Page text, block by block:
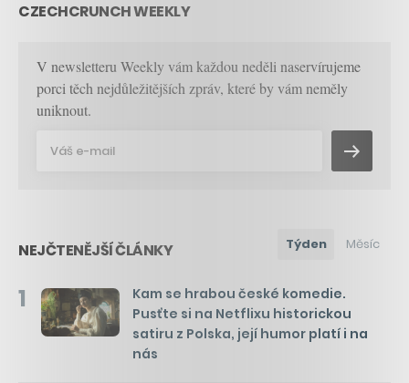
CZECHCRUNCH WEEKLY
V newsletteru Weekly vám každou neděli naservírujeme
porci těch nejdůležitějších zpráv, které by vám neměly
uniknout.
NEJČTENĚJŠÍ ČLÁNKY Týden Měsíc
1
Kam se hrabou české komedie.
Pusťte si na Netflixu historickou
satiru z Polska, její humor platí i na
nás